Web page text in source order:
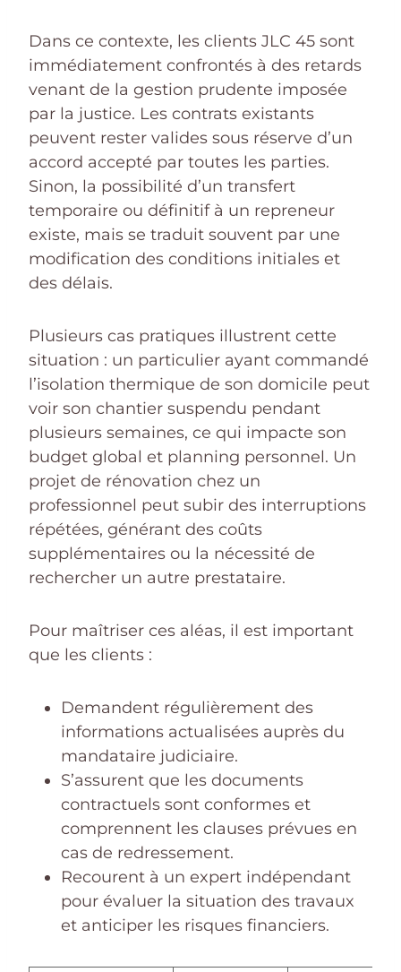
Dans ce contexte, les clients JLC 45 sont
immédiatement confrontés à des retards
venant de la gestion prudente imposée
par la justice. Les contrats existants
peuvent rester valides sous réserve d’un
accord accepté par toutes les parties.
Sinon, la possibilité d’un transfert
temporaire ou définitif à un repreneur
existe, mais se traduit souvent par une
modification des conditions initiales et
des délais.
Plusieurs cas pratiques illustrent cette
situation : un particulier ayant commandé
l’isolation thermique de son domicile peut
voir son chantier suspendu pendant
plusieurs semaines, ce qui impacte son
budget global et planning personnel. Un
projet de rénovation chez un
professionnel peut subir des interruptions
répétées, générant des coûts
supplémentaires ou la nécessité de
rechercher un autre prestataire.
Pour maîtriser ces aléas, il est important
que les clients :
Demandent régulièrement des
informations actualisées auprès du
mandataire judiciaire.
S’assurent que les documents
contractuels sont conformes et
comprennent les clauses prévues en
cas de redressement.
Recourent à un expert indépendant
pour évaluer la situation des travaux
et anticiper les risques financiers.